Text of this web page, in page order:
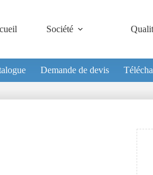
Société
Demande de devis